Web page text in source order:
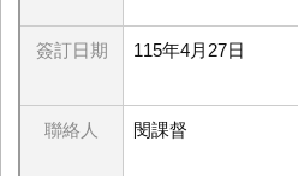
簽訂日期 115年4月27日
聯絡人 閔課督